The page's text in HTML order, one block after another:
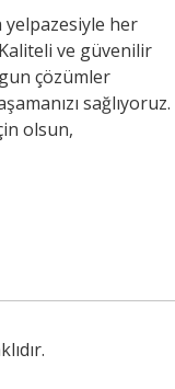
her
ve güvenilir
çözümler
sağlıyoruz.
olsun,